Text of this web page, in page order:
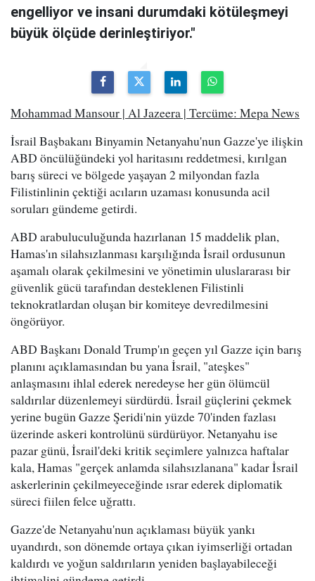
engelliyor ve insani durumdaki kötüleşmeyi
büyük ölçüde derinleştiriyor."
Mohammad Mansour | Al Jazeera | Tercüme: Mepa News
İsrail Başbakanı Binyamin Netanyahu'nun Gazze'ye ilişkin
ABD öncülüğündeki yol haritasını reddetmesi, kırılgan
barış süreci ve bölgede yaşayan 2 milyondan fazla
Filistinlinin çektiği acıların uzaması konusunda acil
soruları gündeme getirdi.
ABD arabuluculuğunda hazırlanan 15 maddelik plan,
Hamas'ın silahsızlanması karşılığında İsrail ordusunun
aşamalı olarak çekilmesini ve yönetimin uluslararası bir
güvenlik gücü tarafından desteklenen Filistinli
teknokratlardan oluşan bir komiteye devredilmesini
öngörüyor.
ABD Başkanı Donald Trump'ın geçen yıl Gazze için barış
planını açıklamasından bu yana İsrail, "ateşkes"
anlaşmasını ihlal ederek neredeyse her gün ölümcül
saldırılar düzenlemeyi sürdürdü. İsrail güçlerini çekmek
yerine bugün Gazze Şeridi'nin yüzde 70'inden fazlası
üzerinde askeri kontrolünü sürdürüyor. Netanyahu ise
pazar günü, İsrail'deki kritik seçimlere yalnızca haftalar
kala, Hamas "gerçek anlamda silahsızlanana" kadar İsrail
askerlerinin çekilmeyeceğinde ısrar ederek diplomatik
süreci fiilen felce uğrattı.
Gazze'de Netanyahu'nun açıklaması büyük yankı
uyandırdı, son dönemde ortaya çıkan iyimserliği ortadan
kaldırdı ve yoğun saldırıların yeniden başlayabileceği